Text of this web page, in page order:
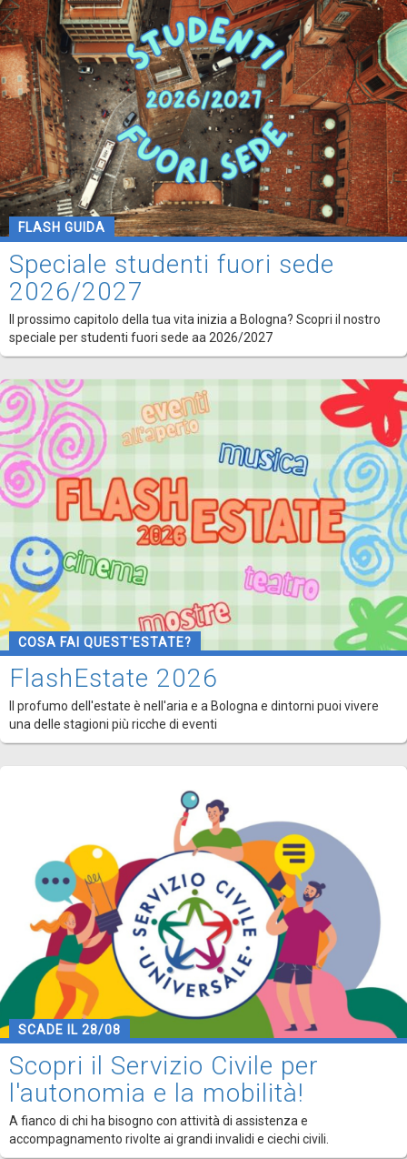
FLASH GUIDA
Speciale studenti fuori sede
2026/2027
Il prossimo capitolo della tua vita inizia a Bologna? Scopri il nostro
speciale per studenti fuori sede aa 2026/2027
COSA FAI QUEST'ESTATE?
FlashEstate 2026
Il profumo dell'estate è nell'aria e a Bologna e dintorni puoi vivere
una delle stagioni più ricche di eventi
SCADE IL 28/08
Scopri il Servizio Civile per
l'autonomia e la mobilità!
A fianco di chi ha bisogno con attività di assistenza e
accompagnamento rivolte ai grandi invalidi e ciechi civili.